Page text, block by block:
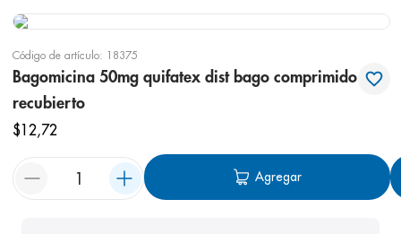
Código de artículo: 18375
Bagomicina 50mg quifatex dist bago comprimido
recubierto
$12,72
Agregar
términos más buscados
2. pañales
3.
4. cerave